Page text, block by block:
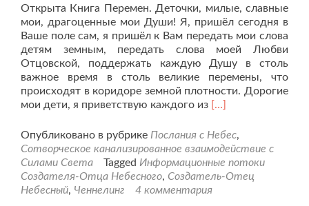
Открыта Книга Перемен. Деточки, милые, славные
мои, драгоценные мои Души! Я, пришёл сегодня в
Ваше поле сам, я пришёл к Вам передать мои слова
детям земным, передать слова моей Любви
Отцовской, поддержать каждую Душу в столь
важное время в столь великие перемены, что
происходят в коридоре земной плотности. Дорогие
мои дети, я приветствую каждого из Читать
проЧеннелинг
Отца
Небесного
«Открыта
Книга
[…]
Опубликовано в рубрике Послания с Небес,
Сотворческое канализированное взаимодействие с
Силами Света
Tagged Информационные потоки
Создателя-Отца Небесного, Создатель-Отец
Небесный, Ченнелинг 4 комментария